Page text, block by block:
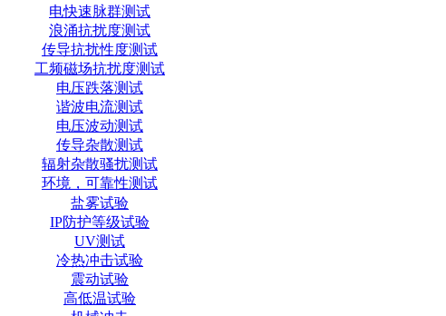
电快速脉群测试
浪涌抗扰度测试
传导抗扰性度测试
工频磁场抗扰度测试
电压跌落测试
谐波电流测试
电压波动测试
传导杂散测试
辐射杂散骚扰测试
环境，可靠性测试
盐雾试验
IP防护等级试验
UV测试
冷热冲击试验
震动试验
高低温试验